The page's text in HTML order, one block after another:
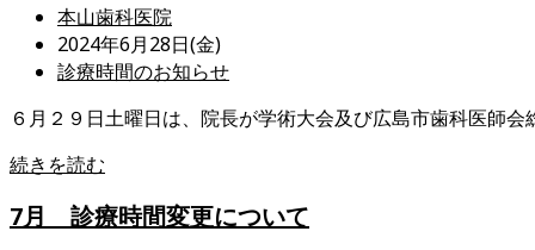
変
更
の
お
知
投
稿
者:
本山歯科医院
投
稿
開
日:
2024年6月28日(金)
投
カ
テ
ゴ
リ
ー:
診療時間のお知らせ
６月２９日土曜日は、院長が学術大会及び広島市歯科医師会
続きを読む
時
7月 診療時間変更について